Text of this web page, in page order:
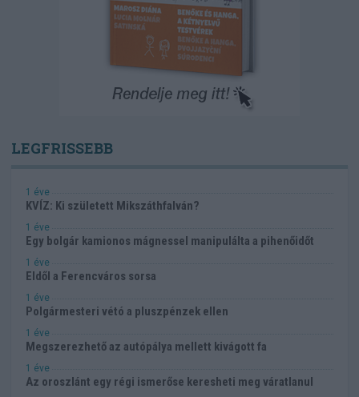
LEGFRISSEBB
1 éve
KVÍZ: Ki született Mikszáthfalván?
1 éve
Egy bolgár kamionos mágnessel manipulálta a pihenőidőt
1 éve
Eldől a Ferencváros sorsa
1 éve
Polgármesteri vétó a pluszpénzek ellen
1 éve
Megszerezhető az autópálya mellett kivágott fa
1 éve
Az oroszlánt egy régi ismerőse keresheti meg váratlanul